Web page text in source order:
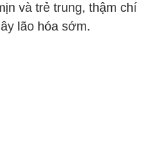
và trẻ trung, thậm chí
lão hóa sớm.